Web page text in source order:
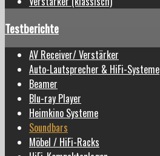
Testberichte
AV Receiver/ Verstärker
Auto-Lautsprecher & HiFi-Systeme
Beamer
Blu-ray Player
Heimkino Systeme
Soundbars
Möbel / HiFi-Racks